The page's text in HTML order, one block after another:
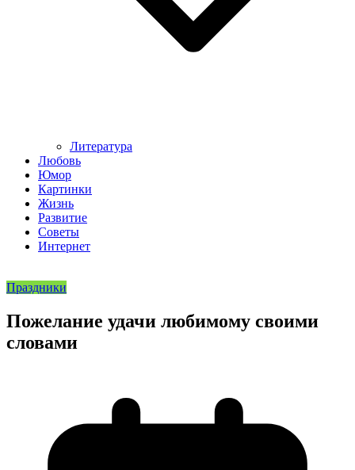
Литература
Любовь
Юмор
Картинки
Жизнь
Развитие
Советы
Интернет
Праздники
Пожелание удачи любимому своими
словами